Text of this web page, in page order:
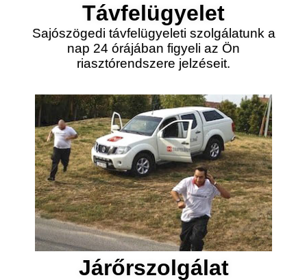
Távfelügyelet
Sajószögedi távfelügyeleti szolgálatunk a
nap 24 órájában figyeli az Ön
riasztórendszere jelzéseit.
Járőrszolgálat